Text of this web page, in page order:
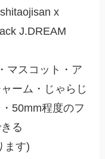
x
J.DREAM
マスコット・ア
ーム・じゃらじ
50mm程度のフ
る
ます)